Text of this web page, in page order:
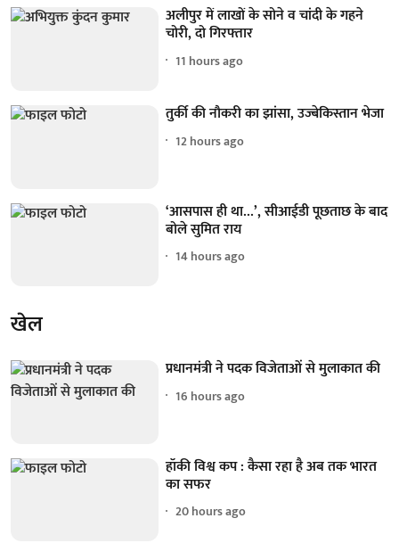
अलीपुर में लाखों के सोने व चांदी के गहने
चोरी, दो गिरफ्तार
11 hours ago
तुर्की की नौकरी का झांसा, उज्बेकिस्तान भेजा
12 hours ago
‘आसपास ही था...’, सीआईडी पूछताछ के बाद
बोले सुमित राय
14 hours ago
खेल
प्रधानमंत्री ने पदक विजेताओं से मुलाकात की
16 hours ago
हॉकी विश्व कप : कैसा रहा है अब तक भारत
का सफर
20 hours ago